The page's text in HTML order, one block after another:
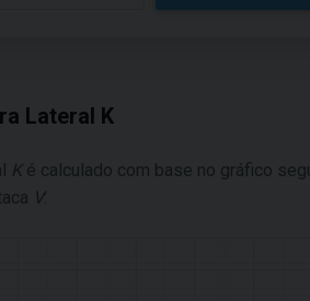
Lateral K
Ké calculado com base no gráfico
V: